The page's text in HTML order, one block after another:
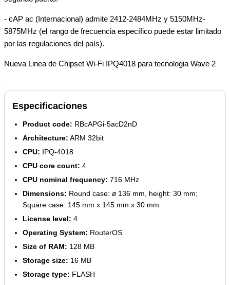
- cAP ac (Internacional) admite 2412-2484MHz y 5150MHz-
5875MHz (el rango de frecuencia específico puede estar limitado
por las regulaciones del país).
Nueva Linea de Chipset Wi-Fi IPQ4018 para tecnologia Wave 2
Especificaciones
Product code: RBcAPGi-5acD2nD
Architecture: ARM 32bit
CPU: IPQ-4018
CPU core count: 4
CPU nominal frequency: 716 MHz
Dimensions: Round case: ⌀ 136 mm, height: 30 mm;
Square case: 145 mm x 145 mm x 30 mm
License level: 4
Operating System: RouterOS
Size of RAM: 128 MB
Storage size: 16 MB
Storage type: FLASH